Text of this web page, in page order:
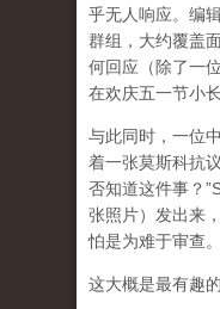
乎无人响应。编
群组，大约覆盖
何回应（除了一
在欢庆五一节小长
与此同时，一位
着一张莫斯科抗
否知道这件事？
张照片）发出来
怕是为难于审查。
这大概是最有趣的